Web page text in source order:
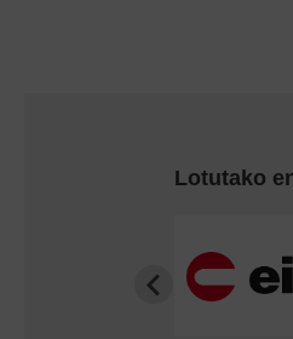
Lotutako